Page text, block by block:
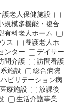
護老人保健施設
規模多機能・複合
有料老人ホーム
ス
養護老人ホ
ンター
デイサー
問介護
訪問看護
施設
総合病院
ハビリテーション病
療施設
放課後
生活介護事業